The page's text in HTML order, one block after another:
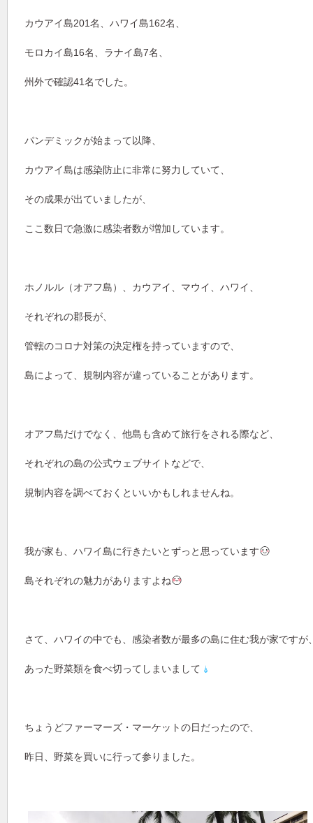
カウアイ島201名、ハワイ島162名、
モロカイ島16名、ラナイ島7名、
州外で確認41名でした。
パンデミックが始まって以降、
カウアイ島は感染防止に非常に努力していて、
その成果が出ていましたが、
ここ数日で急激に感染者数が増加しています。
ホノルル（オアフ島）、カウアイ、マウイ、ハワイ、
それぞれの郡長が、
管轄のコロナ対策の決定権を持っていますので、
島によって、規制内容が違っていることがあります。
オアフ島だけでなく、他島も含めて旅行をされる際など、
それぞれの島の公式ウェブサイトなどで、
規制内容を調べておくといいかもしれませんね。
我が家も、ハワイ島に行きたいとずっと思っています
島それぞれの魅力がありますよね
さて、ハワイの中でも、感染者数が最多の島に住む我が家ですが
あった野菜類を食べ切ってしまいまして
ちょうどファーマーズ・マーケットの日だったので、
昨日、野菜を買いに行って参りました。